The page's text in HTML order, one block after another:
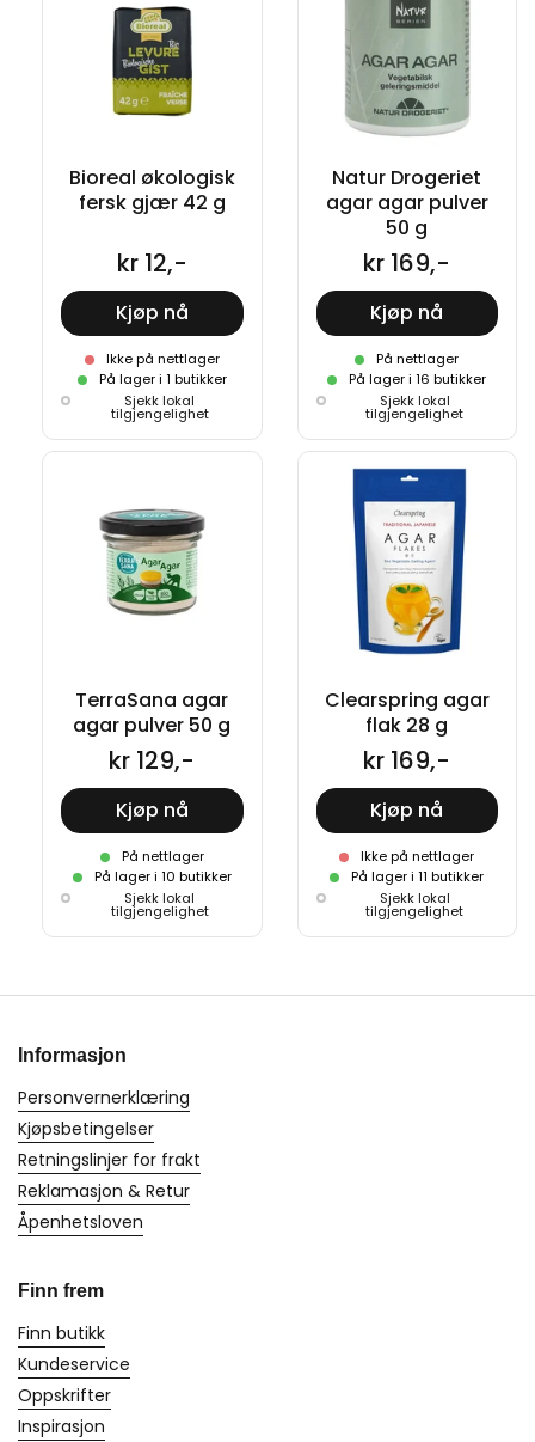
Bioreal økologisk
fersk gjær 42 g
kr 12,-
Kjøp nå
Ikke på nettlager
På lager i 1 butikker
Sjekk lokal
tilgjengelighet
Natur Drogeriet
agar agar pulver
50 g
kr 169,-
Kjøp nå
På nettlager
På lager i 16 butikker
Sjekk lokal
tilgjengelighet
TerraSana agar
agar pulver 50 g
kr 129,-
Kjøp nå
På nettlager
På lager i 10 butikker
Sjekk lokal
tilgjengelighet
Clearspring agar
flak 28 g
kr 169,-
Kjøp nå
Ikke på nettlager
På lager i 11 butikker
Sjekk lokal
tilgjengelighet
Informasjon
Personvernerklæring
Kjøpsbetingelser
Retningslinjer for frakt
Reklamasjon & Retur
Åpenhetsloven
Finn frem
Finn butikk
Kundeservice
Oppskrifter
Inspirasjon